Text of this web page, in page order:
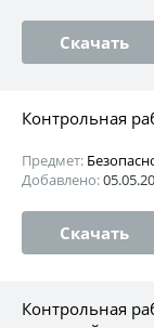
Скачать
Контрольная
Предмет:
Добавлено:
Скачать
Контрольная